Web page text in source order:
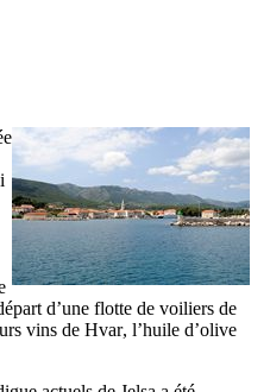
d’une flotte de voiliers de
vins de Hvar, l’huile d’olive